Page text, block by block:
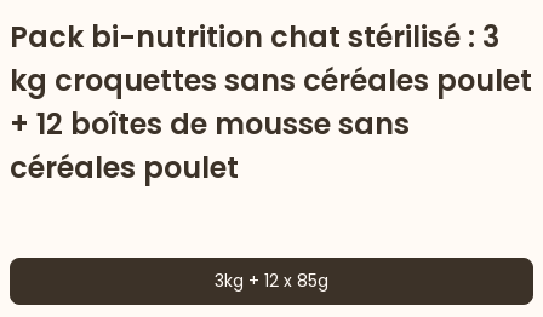
Pack bi-nutrition chat stérilisé : 3
kg croquettes sans céréales poulet
+ 12 boîtes de mousse sans
céréales poulet
3kg + 12 x 85g